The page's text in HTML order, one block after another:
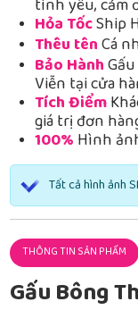
tình yêu, cảm
Hỏa TốcShip
Thêu tênCá
Bảo Hành
Viễn tại cửa
Tích Điểm
giá trị đơn
100% Hình
Tất cả hình ảnh
THÔNG TIN SẢN PHẨM
Gấu Bông